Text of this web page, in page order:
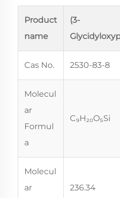
Product
name
(3-
Cas No. 2530-83-8
Molecul
ar
Formul
a
C₉H₂₀O₅Si
Molecul
ar
236.34